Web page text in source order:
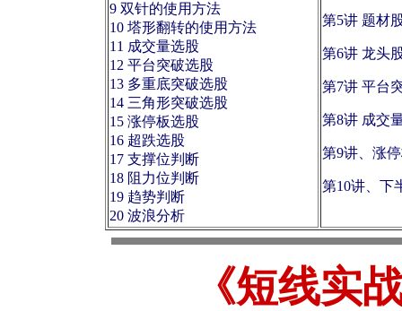
9 双针的使用方法
10 塔形翻转的使用方法
11 成交量选股
12 平台突破选股
13 多重底突破选股
14 三角形突破选股
15 涨停板选股
16 超跌选股
17 支撑位判断
18 阻力位判断
19 趋势判断
20 波浪分析
第5讲 题材
第6讲 龙头
第7讲 平台
第8讲 成交
第9讲、涨
第10讲、下
《短线实